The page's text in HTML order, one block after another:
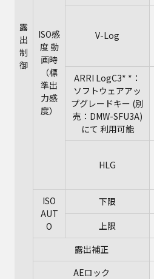
露
出
制
御
ISO感
度 動
画時
（標
準出
力感
度）
V-Log
ARRI LogC3* *：
ソフトウェアアッ
プグレードキー (別
売：DMW-SFU3A)
にて 利用可能
HLG
ISO
AUT
O
下限
上限
露出補正
AEロック